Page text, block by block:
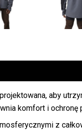
aby
komfort i ochronę
z